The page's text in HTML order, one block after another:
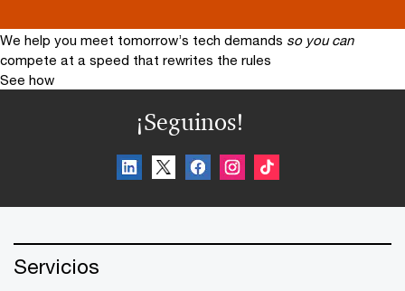
We help you meet tomorrow’s tech demands so you can
compete at a speed that rewrites the rules
See how
¡Seguinos!
Servicios